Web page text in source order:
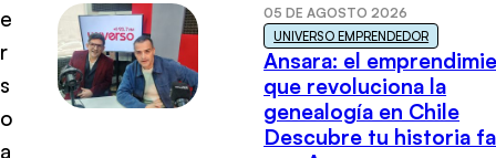
e
r
s
o
a
05 DE AGOSTO 2026
UNIVERSO EMPRENDEDOR
Ansara: el
que revoluciona la
genealogía en Chile
Descubre tu historia